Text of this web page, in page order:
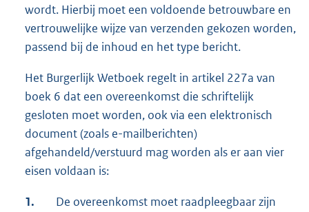
wordt. Hierbij moet een voldoende betrouwbare en
vertrouwelijke wijze van verzenden gekozen worden,
passend bij de inhoud en het type bericht.
Het Burgerlijk Wetboek regelt in artikel 227a van
boek 6 dat een overeenkomst die schriftelijk
gesloten moet worden, ook via een elektronisch
document (zoals e-mailberichten)
afgehandeld/verstuurd mag worden als er aan vier
eisen voldaan is:
1.
De overeenkomst moet raadpleegbaar zijn